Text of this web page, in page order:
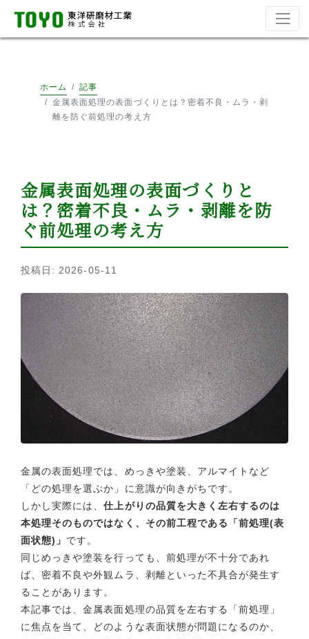
ホーム
記事
金属表面処理の表面づくりとは？密着不良・ムラ・剥
離を防ぐ前処理の考え方
金属表面処理の表面づくりと
は？密着不良・ムラ・剥離を防
ぐ前処理の考え方
投稿日: 2026-05-11
金属の表面処理では、めっきや塗装、アルマイトなど
「どの処理を選ぶか」に意識が向きがちです。
しかし実際には、仕上がりの品質を大きく左右するのは
本処理そのものではなく、その前工程である「前処理(表
面状態)」 です。
同じめっきや塗装を行っても、前処理が不十分であれ
ば、密着不良や外観ムラ、剥離といった不具合が発生す
ることがあります。
本記事では、金属表面処理の品質を左右する「前処理」
に焦点を当て、どのような表面状態が問題になるのか、